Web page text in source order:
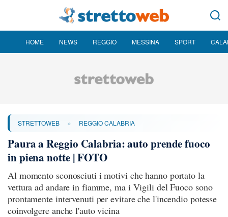
HOME NEWS REGGIO MESSINA SPORT
STRETTOWEB » REGGIO CALABRIA
Paura a Reggio Calabria: auto prende fuoco
in piena notte | FOTO
Al momento sconosciuti i motivi che hanno portato la
vettura ad andare in fiamme, ma i Vigili del Fuoco sono
prontamente intervenuti per evitare che l'incendio potesse
coinvolgere anche l'auto vicina